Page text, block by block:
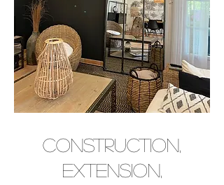
CONSTRUCTION,
EXTENSION,